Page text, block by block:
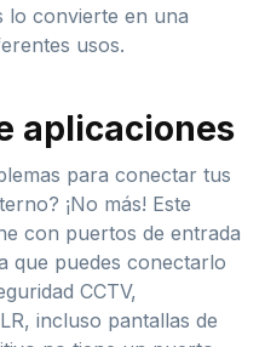
lo convierte en una
usos.
aplicaciones
para conectar tus
¡No más! Este
con puertos de entrada
que puedes conectarlo
CCTV,
incluso pantallas de